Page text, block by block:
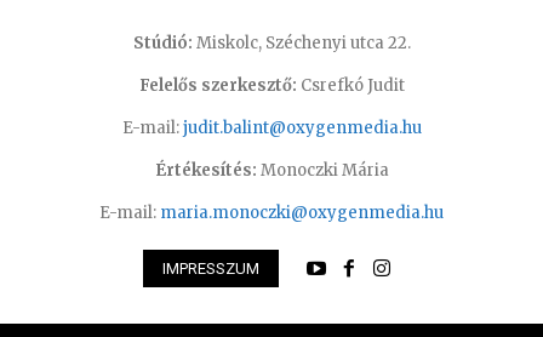
Stúdió: Miskolc, Széchenyi utca 22.
Felelős szerkesztő: Csrefkó Judit
E-mail:judit.balint@oxygenmedia.hu
Értékesítés: Monoczki Mária
E-mail: maria.monoczki@oxygenmedia.hu
IMPRESSZUM